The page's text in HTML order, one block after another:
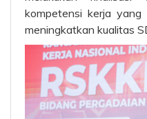
kompetensi kerja yang
meningkatkan kualitas